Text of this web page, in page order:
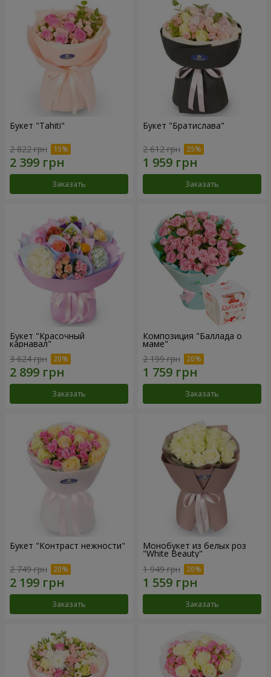
Букет "Tahiti"
2 822 грн
Заказать
Букет "Братислава"
2 612 грн
Заказать
Букет "Красочный
карнавал"
3 624 грн
Заказать
Композиция "Баллада о
маме"
2 199 грн
Заказать
Букет "Контраст нежности"
2 749 грн
Заказать
Монобукет из белых роз
"White Beauty"
1 949 грн
Заказать